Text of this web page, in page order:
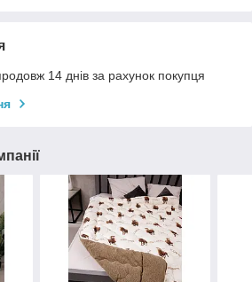
14 днів за рахунок покупця